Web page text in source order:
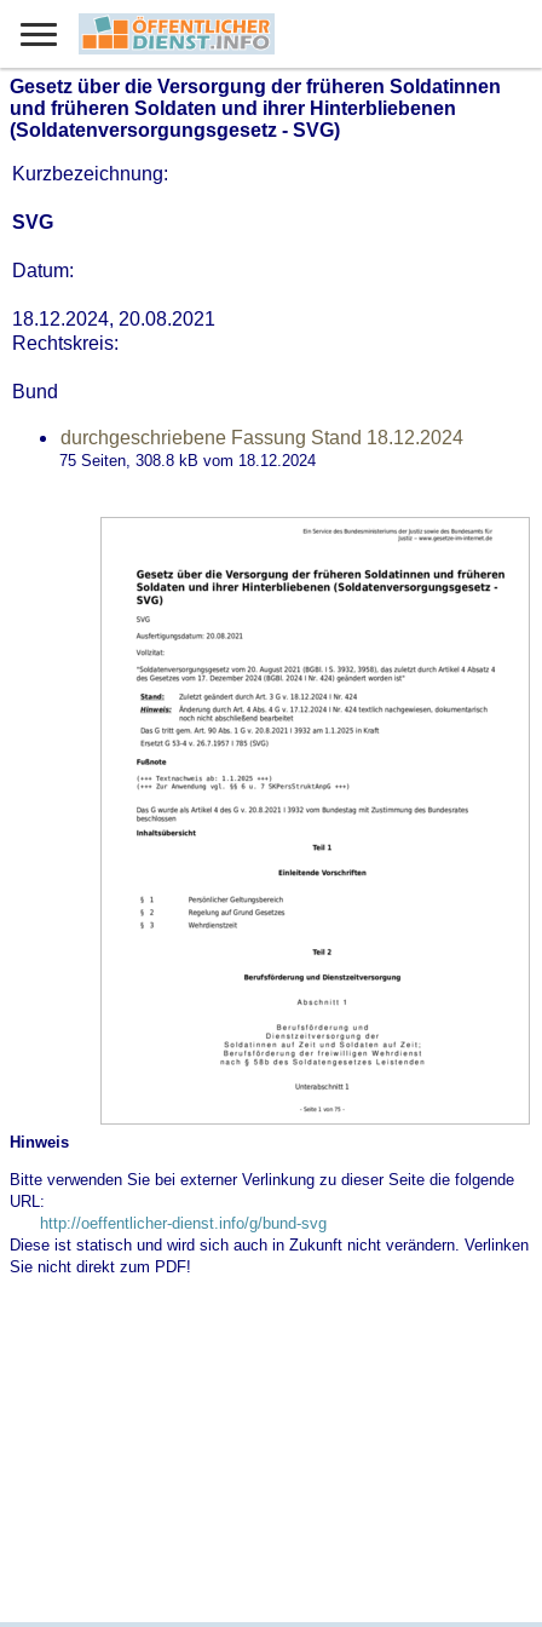
Gesetz über die Versorgung der früheren Soldatinnen
und früheren Soldaten und ihrer Hinterbliebenen
(Soldatenversorgungsgesetz - SVG)
Kurzbezeichnung:
SVG
Datum:
18.12.2024, 20.08.2021
Rechtskreis:
Bund
durchgeschriebene Fassung Stand 18.12.2024
75 Seiten, 308.8 kB vom 18.12.2024
Hinweis
Bitte verwenden Sie bei externer Verlinkung zu dieser Seite die folgende
URL:
http://oeffentlicher-dienst.info/g/bund-svg
Diese ist statisch und wird sich auch in Zukunft nicht verändern. Verlinken
Sie nicht direkt zum PDF!